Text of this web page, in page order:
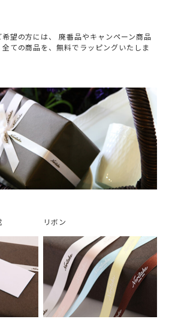
望の方には、 廃番品やキャンペーン商品
全ての商品を、無料でラッピングいたしま
リボン